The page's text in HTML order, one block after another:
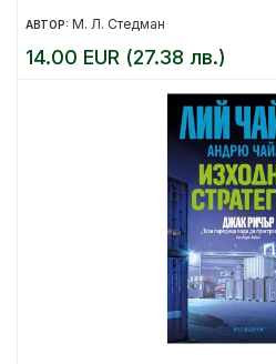
АВТОР: М. Л. Стедман
14.00 EUR (27.38 лв.)